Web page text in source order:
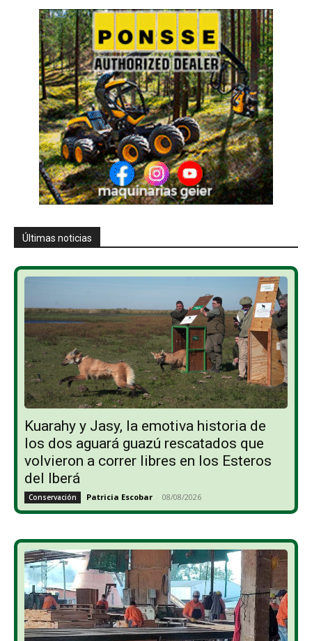
Últimas noticias
Kuarahy y Jasy, la emotiva historia de
los dos aguará guazú rescatados que
volvieron a correr libres en los Esteros
del Iberá
Conservación Patricia Escobar - 08/08/2026